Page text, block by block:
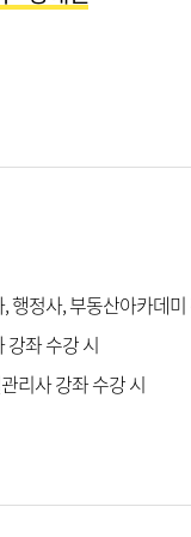
행정사, 부동산아카데
강좌 수강 시
리사 강좌 수강 시